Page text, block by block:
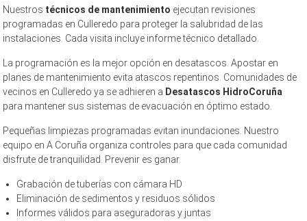
Nuestros técnicos de mantenimiento ejecutan revisiones
programadas en Culleredo para proteger la salubridad de las
instalaciones. Cada visita incluye informe técnico detallado.
La programación es la mejor opción en desatascos. Apostar en
planes de mantenimiento evita atascos repentinos. Comunidades de
vecinos en Culleredo ya se adhieren a Desatascos HidroCoruña
para mantener sus sistemas de evacuación en óptimo estado.
Pequeñas limpiezas programadas evitan inundaciones. Nuestro
equipo en A Coruña organiza controles para que cada comunidad
disfrute de tranquilidad. Prevenir es ganar.
Grabación de tuberías con cámara HD
Eliminación de sedimentos y residuos sólidos
Informes válidos para aseguradoras y juntas